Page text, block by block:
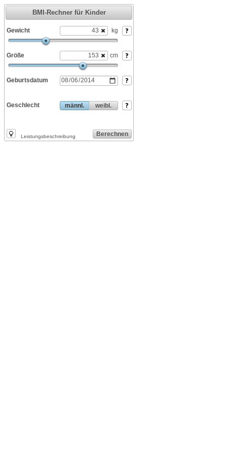
BMI-Rechner für Kinder
Gewicht kg
Größe cm
Geburtsdatum
Geschlecht männl. weibl.
Leistungsbeschreibung Berechnen